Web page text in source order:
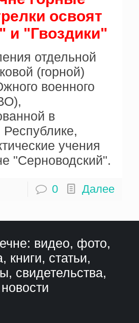
освоят
и "Гвоздики"
отдельной
(горной)
военного
в
Республике,
учения
"Серноводский".
0 Далее
видео, фото,
книги, статьи,
свидетельства,
новости